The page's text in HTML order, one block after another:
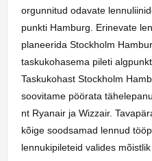
orgunnitud odavate
punkti Hamburg. Erinevate
planeerida Stockholm
taskukohasema pileti
Taskukohast Stockholm
soovitame pöörata
nt Ryanair ja Wizzair.
kõige soodsamad lennud
lennukipileteid valides